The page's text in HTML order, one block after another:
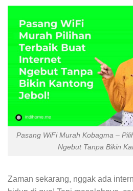
Pasang WiFi Murah Kobagma –
Ngebut Tanpa Bikin
Zaman sekarang, nggak ada